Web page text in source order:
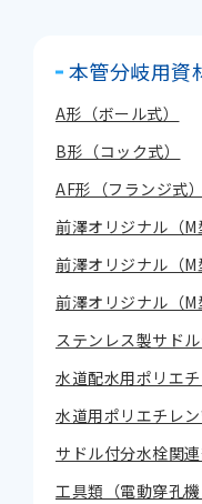
本管分岐用資
A形（ボール式）
B形（コック式）
AF形（フランジ式）
前澤オリジナル（M
前澤オリジナル（M
前澤オリジナル（
ステンレス製サド
水道配水用ポリエ
水道用ポリエチレ
サドル付分水栓関
工具類（電動穿孔